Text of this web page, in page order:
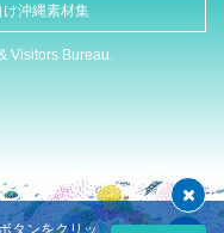
け沖縄素材集
Visitors Bureau.
タンをクリッ